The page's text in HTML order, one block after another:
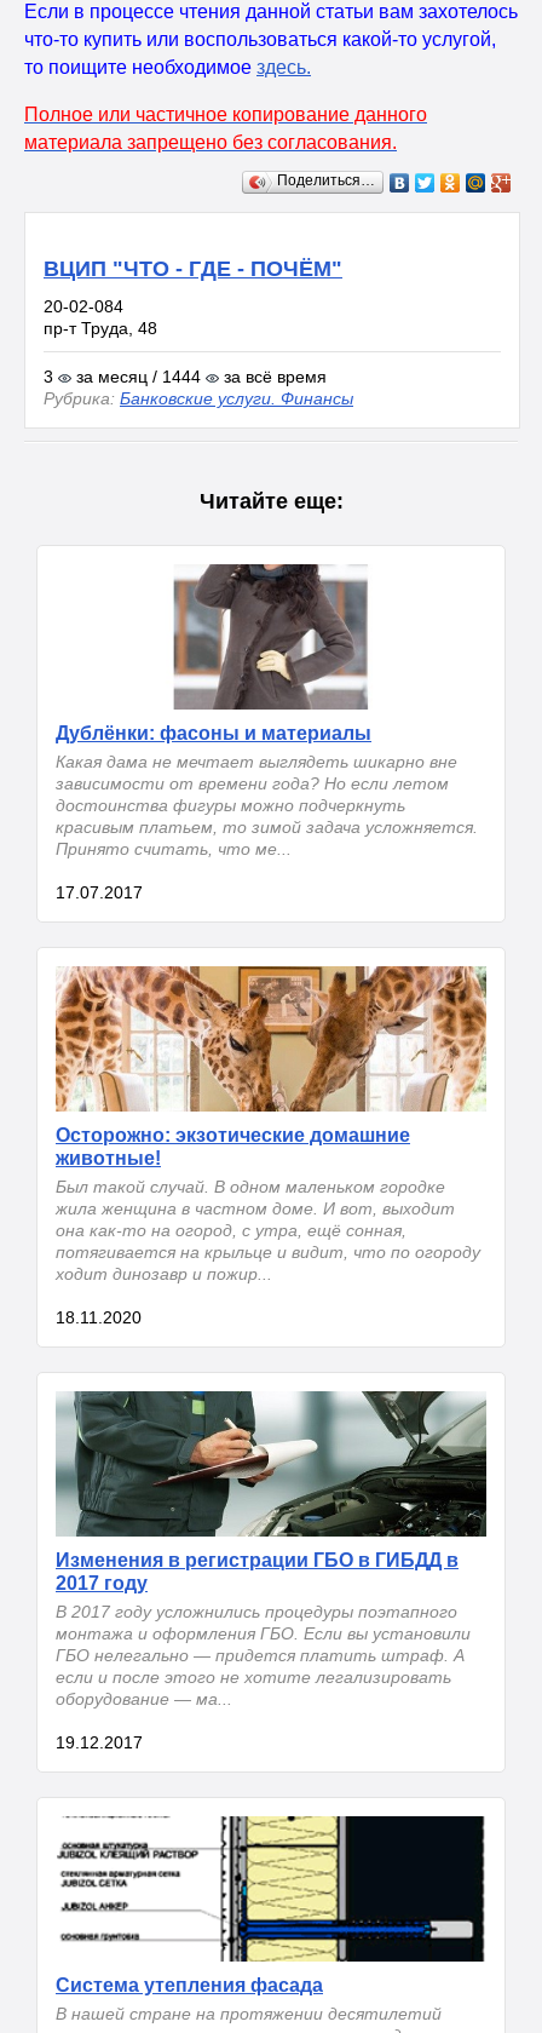
Если в процессе чтения данной статьи вам захотелось
что-то купить или воспользоваться какой-то услугой,
то поищите необходимое здесь.
Полное или частичное копирование данного
материала запрещено без согласования.
Поделиться…
ВЦИП "ЧТО - ГДЕ - ПОЧЁМ"
20-02-084
пр-т Труда, 48
3 за месяц / 1444
за всё время
Рубрика: Банковские услуги. Финансы
Читайте еще:
Дублёнки: фасоны и материалы
Какая дама не мечтает выглядеть шикарно вне
зависимости от времени года? Но если летом
достоинства фигуры можно подчеркнуть
красивым платьем, то зимой задача усложняется.
Принято считать, что ме...
17.07.2017
Осторожно: экзотические домашние
животные!
Был такой случай. В одном маленьком городке
жила женщина в частном доме. И вот, выходит
она как-то на огород, с утра, ещё сонная,
потягивается на крыльце и видит, что по огороду
ходит динозавр и пожир...
18.11.2020
Изменения в регистрации ГБО в ГИБДД в
2017 году
В 2017 году усложнились процедуры поэтапного
монтажа и оформления ГБО. Если вы установили
ГБО нелегально — придется платить штраф. А
если и после этого не хотите легализировать
оборудование — ма...
19.12.2017
Система утепления фасада
В нашей стране на протяжении десятилетий